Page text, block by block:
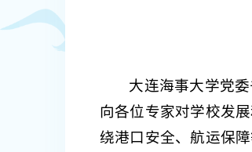
大连海事大学党
向各位专家对学校发
绕港口安全、航运保